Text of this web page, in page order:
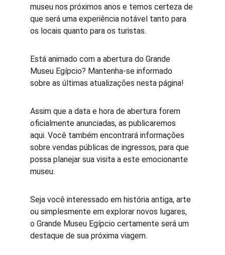
museu nos próximos anos e temos certeza de
que será uma experiência notável tanto para
os locais quanto para os turistas.
Está animado com a abertura do Grande
Museu Egípcio? Mantenha-se informado
sobre as últimas atualizações nesta página!
Assim que a data e hora de abertura forem
oficialmente anunciadas, as publicaremos
aqui. Você também encontrará informações
sobre vendas públicas de ingressos, para que
possa planejar sua visita a este emocionante
museu.
Seja você interessado em história antiga, arte
ou simplesmente em explorar novos lugares,
o Grande Museu Egípcio certamente será um
destaque de sua próxima viagem.